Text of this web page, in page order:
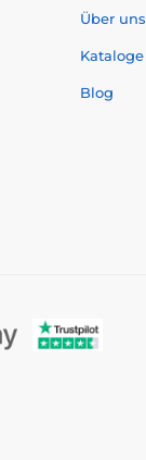
Über uns
Kataloge
Blog